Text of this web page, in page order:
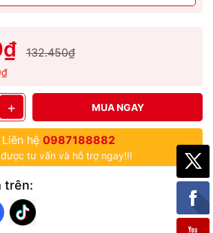
132.450₫
+ MUA NGAY
Liên hệ 0987188882
tư vấn và hỗ trợ ngay!!!
trên: